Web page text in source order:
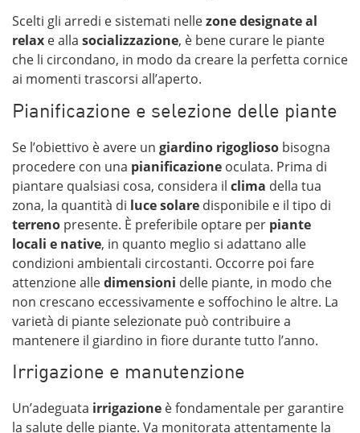
Scelti gli arredi e sistemati nellezone designate al
relax e alla socializzazione, è bene curare le piante
che li circondano, in modo da creare la perfetta cornice
ai momenti trascorsi all’aperto.
Pianificazione e selezione delle piante
Se l’obiettivo è avere un giardino rigoglioso bisogna
procedere con una pianificazione oculata. Prima di
piantare qualsiasi cosa, considera il clima della tua
zona, la quantità di luce solare disponibile e il tipo di
terreno presente. È preferibile optare per piante
locali e native, in quanto meglio si adattano alle
condizioni ambientali circostanti. Occorre poi fare
attenzione alledimensioni delle piante, in modo che
non crescano eccessivamente e soffochino le altre. La
varietà di piante selezionate può contribuire a
mantenere il giardino in fiore durante tutto l’anno.
Irrigazione e manutenzione
Un’adeguata irrigazione è fondamentale per garantire
la salute delle piante. Va monitorata attentamente la